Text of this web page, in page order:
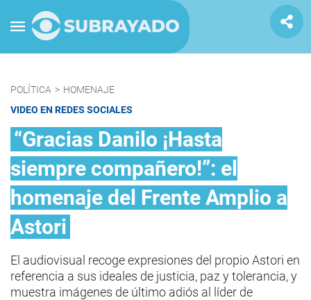
POLÍTICA > HOMENAJE
VIDEO EN REDES SOCIALES
“Gracias Danilo ¡Hasta
siempre compañero!”: el
homenaje del Frente Amplio a
Astori
El audiovisual recoge expresiones del propio Astori en
referencia a sus ideales de justicia, paz y tolerancia, y
muestra imágenes de último adiós al líder de